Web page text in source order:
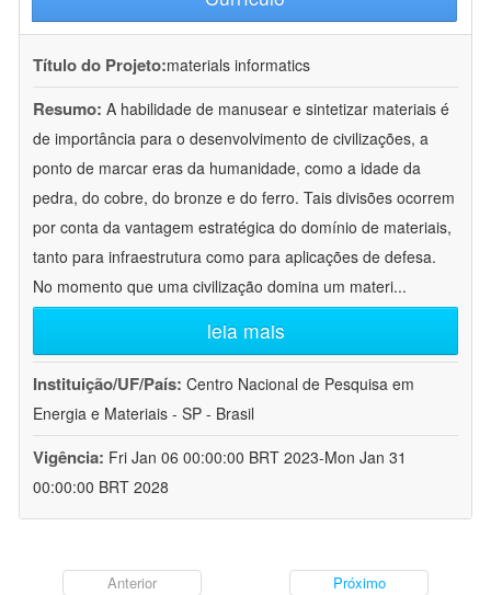
Título do Projeto:materials informatics
Resumo: A habilidade de manusear e sintetizar materiais é
de importância para o desenvolvimento de civilizações, a
ponto de marcar eras da humanidade, como a idade da
pedra, do cobre, do bronze e do ferro. Tais divisões ocorrem
por conta da vantagem estratégica do domínio de materiais,
tanto para infraestrutura como para aplicações de defesa.
No momento que uma civilização domina um materi...
leia mais
Instituição/UF/País: Centro Nacional de Pesquisa em
Energia e Materiais - SP - Brasil
Vigência: Fri Jan 06 00:00:00 BRT 2023-Mon Jan 31
00:00:00 BRT 2028
Anterior Próximo